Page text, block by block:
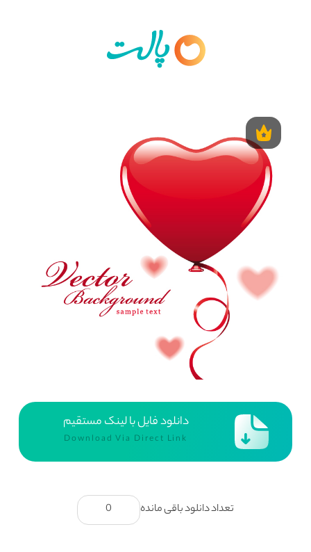
دانلود فایل با لینک مستقیم
Download Via Direct Link
تعداد دانلود باقی مانده 0